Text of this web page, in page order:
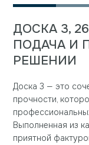
ДОСКА 3,
ПОДАЧА И
РЕШЕНИИ
Доска 3 — это
прочности,
Выполненная из
приятной